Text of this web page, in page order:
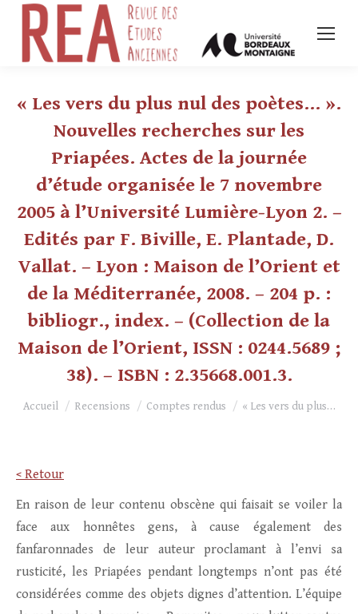
« Les vers du plus nul des poètes… ».
Nouvelles recherches sur les
Priapées. Actes de la journée
d’étude organisée le 7 novembre
2005 à l’Université Lumière-Lyon 2. –
Edités par F. Biville, E. Plantade, D.
Vallat. – Lyon : Maison de l’Orient et
de la Méditerranée, 2008. – 204 p. :
bibliogr., index. – (Collection de la
Maison de l’Orient, ISSN : 0244.5689 ;
38). – ISBN : 2.35668.001.3.
Vous êtes ici :
Accueil Recensions Comptes rendus « Les vers du plus…
< Retour
En raison de leur contenu obscène qui faisait se voiler la
face aux honnêtes gens, à cause également des
fanfaronnades de leur auteur proclamant à l’envi sa
rusticité, les Priapées pendant longtemps n’ont pas été
considérées comme des objets dignes d’attention. L’équipe